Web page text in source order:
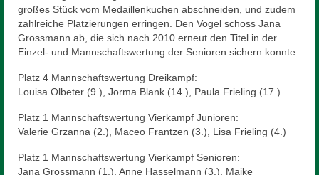
Satzung
Reitanlage
Sponsoren
Sponsor werden
Reiten
großes Stück vom Medaillenkuchen abschneiden, und zudem
zahlreiche Platzierungen erringen. Den Vogel schoss Jana
Grossmann ab, die sich nach 2010 erneut den Titel in der
Einzel- und Mannschaftswertung der Senioren sichern konnte.
Platz 4 Mannschaftswertung Dreikampf:
Louisa Olbeter (9.), Jorma Blank (14.), Paula Frieling (17.)
Platz 1 Mannschaftswertung Vierkampf Junioren:
Valerie Grzanna (2.), Maceo Frantzen (3.), Lisa Frieling (4.)
Platz 1 Mannschaftswertung Vierkampf Senioren:
Jana Grossmann (1.), Anne Hasselmann (3.), Maike